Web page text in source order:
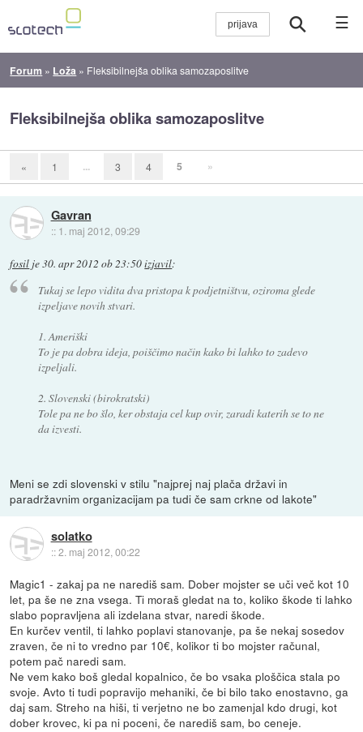
☰
Forum » Loža » Fleksibilnejša oblika samozaposlitve
Fleksibilnejša oblika samozaposlitve
« 1 ... 3 4 5 »
Gavran
:: 1. maj 2012, 09:29
fosil je30. apr 2012 ob 23:50izjavil:
Tukaj se lepo vidita dva pristopa k podjetništvu, oziroma glede
izpeljave novih stvari.
1. Ameriški
To je pa dobra ideja, poiščimo način kako bi lahko to zadevo
izpeljali.
2. Slovenski (birokratski)
Tole pa ne bo šlo, ker obstaja cel kup ovir, zaradi katerih se to ne
da izvesti.
Meni se zdi slovenski v stilu "najprej naj plača državi in
paradržavnim organizacijam pa tudi če sam crkne od lakote"
solatko
::2. maj 2012, 00:22
Magic1 - zakaj pa ne narediš sam. Dober mojster se uči več kot 10
let, pa še ne zna vsega. Ti moraš gledat na to, koliko škode ti lahko
slabo popravljena ali izdelana stvar, naredi škode.
En kurčev ventil, ti lahko poplavi stanovanje, pa še nekaj sosedov
zraven, če ni to vredno par 10€, kolikor ti bo mojster računal,
potem pač naredi sam.
Ne vem kako boš gledal kopalnico, če bo vsaka ploščica stala po
svoje. Avto ti tudi popravijo mehaniki, če bi bilo tako enostavno, ga
daj sam. Streho na hiši, ti verjetno ne bo zamenjal kdo drugi, kot
dober krovec, ki pa ni poceni, če narediš sam, bo ceneje.